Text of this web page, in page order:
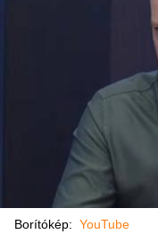
Borítókép: YouTube